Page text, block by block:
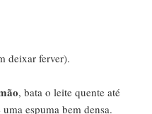
deixar ferver).
, bata o leite quente até
espuma bem densa.